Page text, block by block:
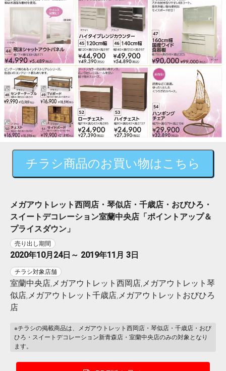
チラシ商品のお買い物はこちら
メガアウトレット西岡店・琴似店・千歳店・おびひろ・
スイートデコレーション室蘭中央店「ポイントアップ＆
プライスダウン」
売り出し期間
2020年10月24日～ 2019年11月 3日
チラシ対象店舗
室蘭中央店,メガアウトレット西岡店,メガアウトレット琴
似店,メガアウトレット千歳店,メガアウトレットおびひろ
店
※チラシの掲載商品は、メガアウトレット西岡店・琴似店・千歳店・おび
ひろ・スイートデコレーション新青森店・室蘭中央店のみの対象となり
ます。